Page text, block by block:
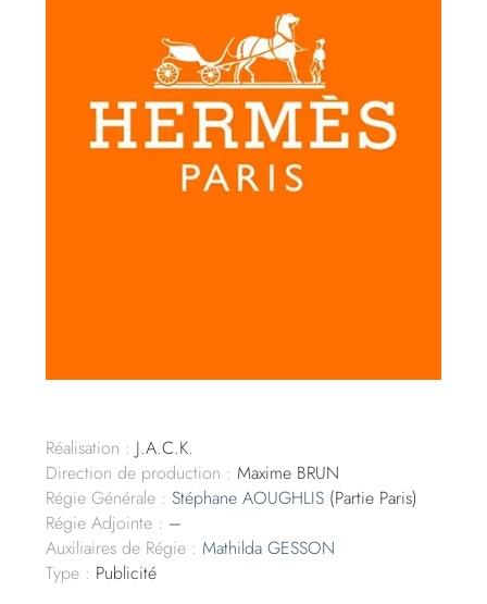
Réalisation : J.A.C.K.
Direction de production : Maxime BRUN
Régie Générale : Stéphane AOUGHLIS (Partie Paris)
Régie Adjointe : –
Auxiliaires de Régie : Mathilda GESSON
Type : Publicité